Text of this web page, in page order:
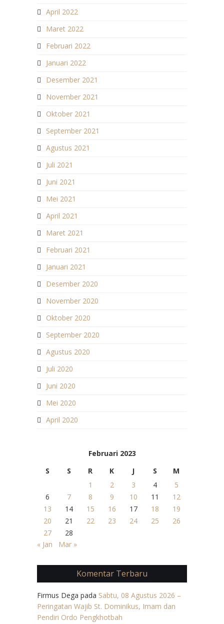
April 2022
Maret 2022
Februari 2022
Januari 2022
Desember 2021
November 2021
Oktober 2021
September 2021
Agustus 2021
Juli 2021
Juni 2021
Mei 2021
April 2021
Maret 2021
Februari 2021
Januari 2021
Desember 2020
November 2020
Oktober 2020
September 2020
Agustus 2020
Juli 2020
Juni 2020
Mei 2020
April 2020
Februari 2023
S
S R K J S
M
1
2 3 4
5
6
7 8 9 10 11
12
13
14 15 16 17 18
19
20
21 22 23 24 25
26
27
28
« Jan
Mar »
Komentar Terbaru
Firmus Dega pada Sabtu, 08 Agustus 2026 –
Peringatan Wajib St. Dominikus, Imam dan
Pendiri Ordo Pengkhotbah